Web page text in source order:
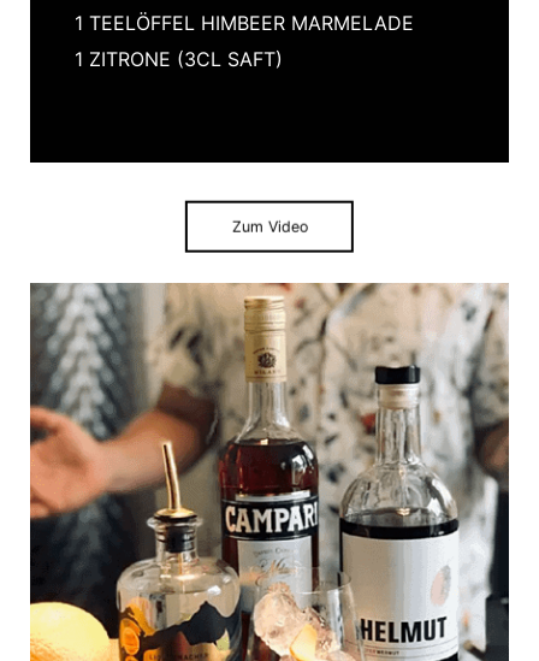
1 TEELÖFFEL HIMBEER MARMELADE
1 ZITRONE (3CL SAFT)
Zum Video